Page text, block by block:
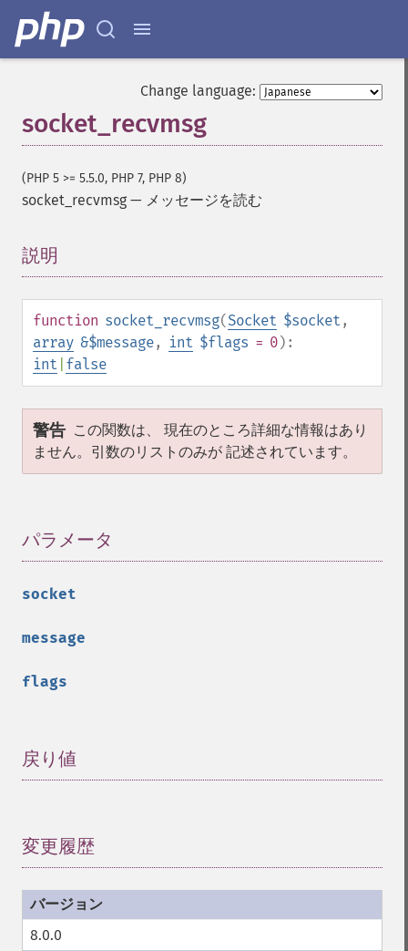
Change language:
socket_recvmsg
(PHP 5 >= 5.5.0, PHP 7, PHP 8)
socket_recvmsg — メッセージを読む
説明
function socket_recvmsg(Socket $socket ,
array &$message, int $flags = 0):
int false
警告 この関数は、 現在のところ詳細な情報はあり
ません。引数のリストのみが 記述されています。
パラメータ
socket
message
flags
戻り値
変更履歴
8.0.0